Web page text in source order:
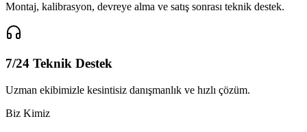
Montaj, kalibrasyon, devreye alma ve satış sonrası teknik destek.
7/24 Teknik Destek
Uzman ekibimizle kesintisiz danışmanlık ve hızlı çözüm.
Biz Kimiz